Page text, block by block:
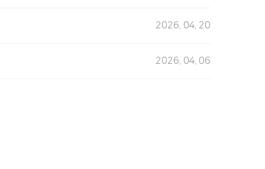
2026. 04. 20
2026. 04. 06